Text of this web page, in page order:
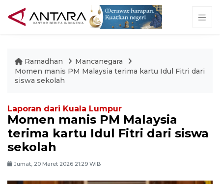
Ramadhan
Mancanegara
Momen manis PM Malaysia terima kartu Idul Fitri dari
siswa sekolah
Laporan dari Kuala Lumpur
Momen manis PM Malaysia
terima kartu Idul Fitri dari siswa
sekolah
Jumat, 20 Maret 2026 21:29 WIB